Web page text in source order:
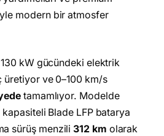
modern bir atmosfer
kW gücündeki elektrik
üretiyor ve 0–100 km/s
tamamlıyor. Modelde
kapasiteli Blade LFP batarya
sürüş menzili312 km olarak